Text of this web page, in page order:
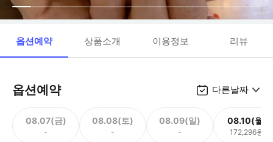
옵션예약 상품소개 이용정보 리뷰
옵션예약 다른날짜
08.07(금)
-
08.08(토)
-
08.09(일)
-
08.10(월)
172,296원